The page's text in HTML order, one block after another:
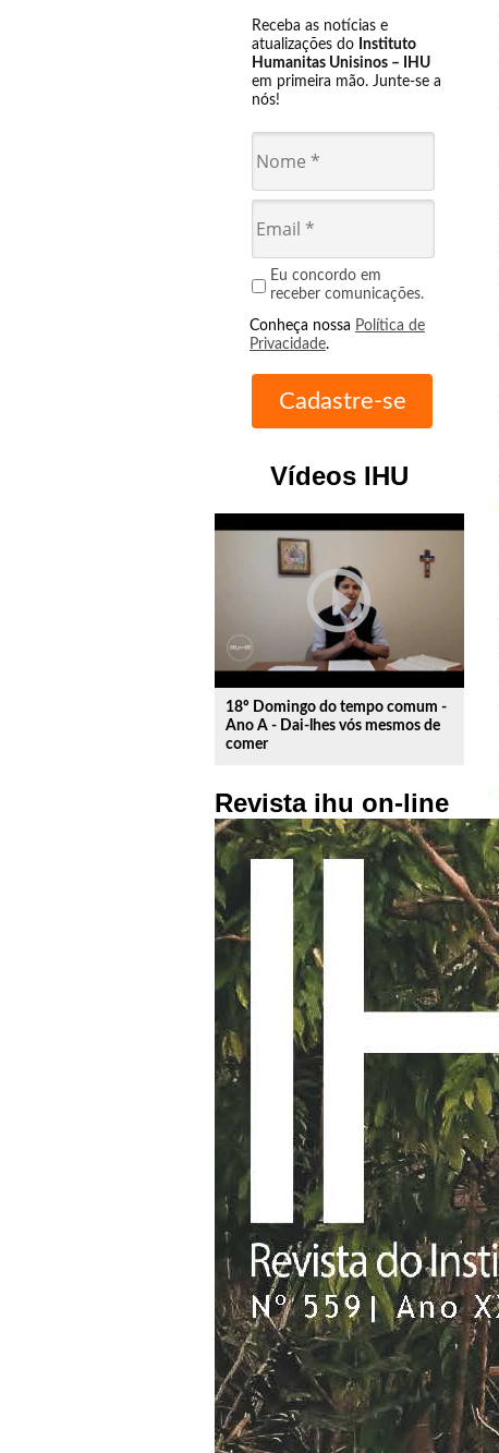
Receba as notícias e
atualizações do Instituto
Humanitas Unisinos – IHU
em primeira mão. Junte-se a
nós!
Eu concordo em
receber comunicações.
Conheça nossa Política de
Privacidade.
Vídeos IHU
play_circle_outline
18º Domingo do tempo comum -
Ano A - Dai-lhes vós mesmos de
comer
Revista ihu on-line